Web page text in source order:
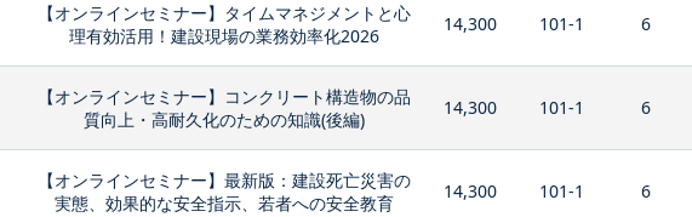
【オンラインセミナー】タイムマネジメントと心
理有効活用！建設現場の業務効率化2026
14,300 101-1 6
【オンラインセミナー】コンクリート構造物の品
質向上・高耐久化のための知識(後編)
14,300 101-1 6
【オンラインセミナー】最新版：建設死亡災害の
実態、効果的な安全指示、若者への安全教育
14,300 101-1 6